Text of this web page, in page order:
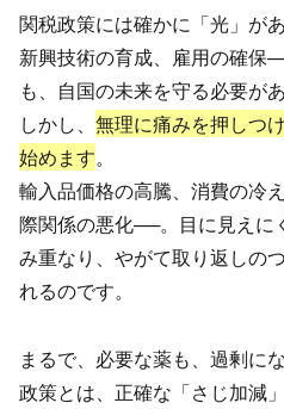
関税政策には確かに「光」が
新興技術の育成、雇用の確保
も、自国の未来を守る必要が
しかし、 無理に痛みを押しつ
始めます。
輸入品価格の高騰、消費の冷
際関係の悪化──。目に見えに
み重なり、やがて取り返しの
れるのです。
まるで、必要な薬も、過剰に
政策とは、正確な「さじ加減